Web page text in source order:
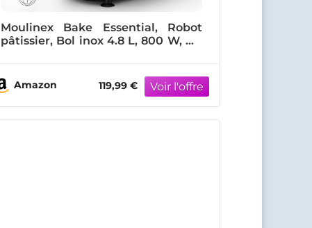
Moulinex Bake Essential, Robot
pâtissier, Bol inox 4.8 L, 800 W, Kit
homogène, Noir, QA161810
Amazon 119,99 €